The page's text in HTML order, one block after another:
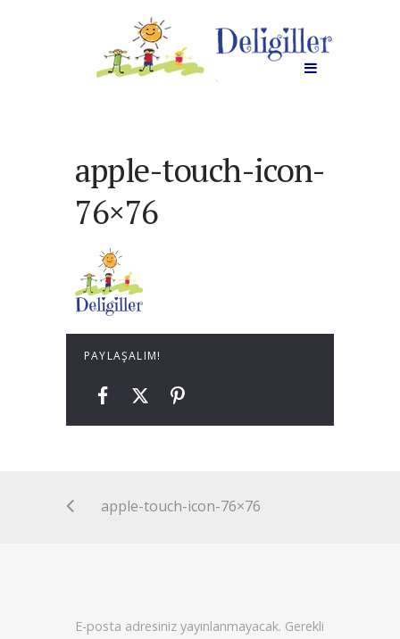
apple-touch-icon-
76×76
PAYLAŞALIM!
apple-touch-icon-76×76
E-posta adresiniz yayınlanmayacak. Gerekli